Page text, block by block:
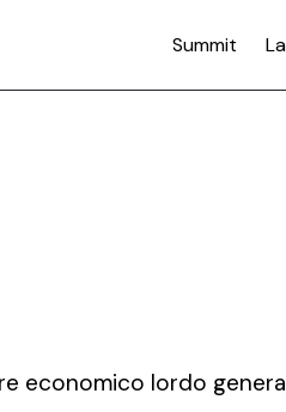
Summit
economico lordo